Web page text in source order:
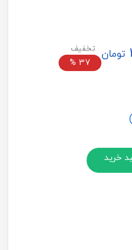
تومان
37
%
خرید